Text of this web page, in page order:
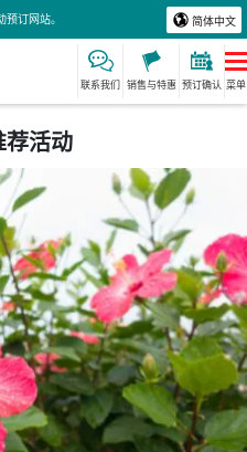
订网站。 简体中文
联系我们 销售与特惠 预订确认 菜单
活动